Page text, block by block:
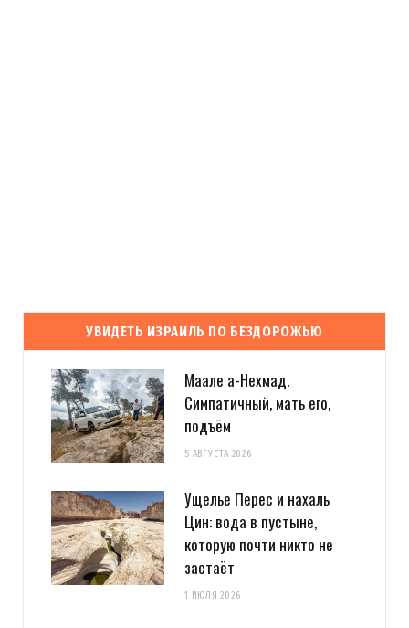
УВИДЕТЬ ИЗРАИЛЬ ПО БЕЗДОРОЖЬЮ
Маале а-Нехмад.
Симпатичный, мать его,
подъём
5 АВГУСТА 2026
Ущелье Перес и нахаль
Цин: вода в пустыне,
которую почти никто не
застаёт
1 ИЮЛЯ 2026